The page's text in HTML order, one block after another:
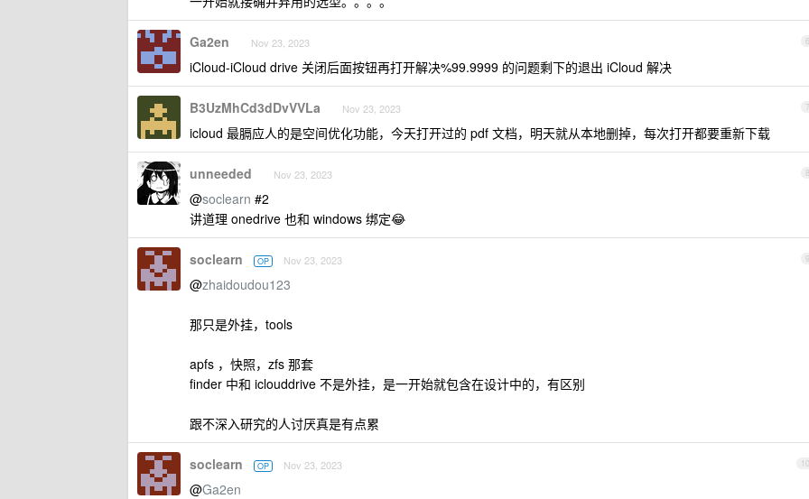
6
Ga2en Nov 23, 2023
iCloud-iCloud drive 关闭后面按钮再打开解决%99.9999 的问题剩下的退出 iCloud 解决
7
B3UzMhCd3dDvVVLa Nov 23, 2023
icloud 最膈应人的是空间优化功能，今天打开过的 pdf 文档，明天就从本地删掉，每次打开都要重新下载
8
unneeded Nov 23, 2023
@soclearn #2
讲道理 onedrive 也和 windows 绑定😂
9
soclearn OP Nov 23, 2023
@zhaidoudou123
那只是外挂，tools
apfs ，快照，zfs 那套
finder 中和 iclouddrive 不是外挂，是一开始就包含在设计中的，有区别
跟不深入研究的人讨厌真是有点累
10
soclearn OP Nov 23, 2023
@Ga2en